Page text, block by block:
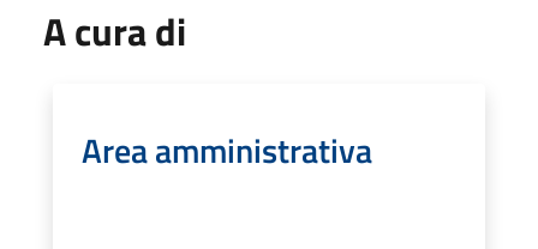
A cura di
Area amministrativa